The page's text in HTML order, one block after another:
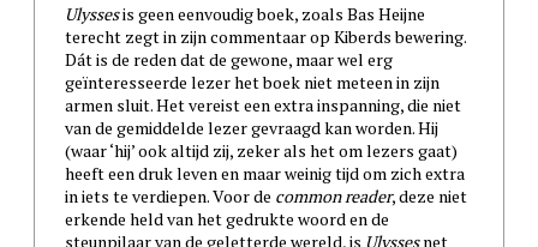
Ulyssesis geen eenvoudig boek, zoals Bas Heijne
terecht zegt in zijn commentaar op Kiberds bewering.
Dát is de reden dat de gewone, maar wel erg
geïnteresseerde lezer het boek niet meteen in zijn
armen sluit. Het vereist een extra inspanning, die niet
van de gemiddelde lezer gevraagd kan worden. Hij
(waar ‘hij’ ook altijd zij, zeker als het om lezers gaat)
heeft een druk leven en maar weinig tijd om zich extra
in iets te verdiepen. Voor de common reader, deze niet
erkende held van het gedrukte woord en de
steunpilaar van de geletterde wereld, is Ulyssesnet